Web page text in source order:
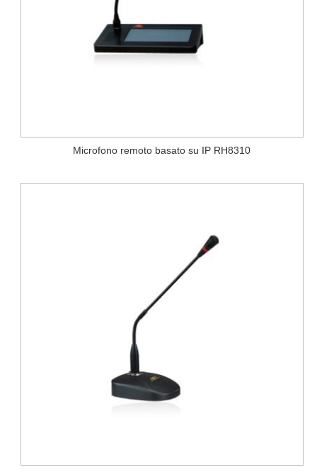
Microfono remoto basato su IP RH8310